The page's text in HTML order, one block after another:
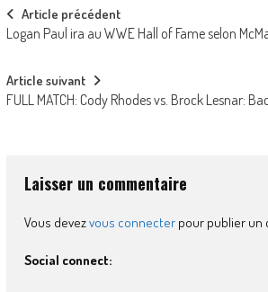
Post
navigation
Article précédent
Logan Paul ira au WWE Hall of Fame selon
Article suivant
FULL MATCH: Cody Rhodes vs. Brock Lesnar:
Laisser un commentaire
Vous devezvous connecterpour publier un
Social connect: